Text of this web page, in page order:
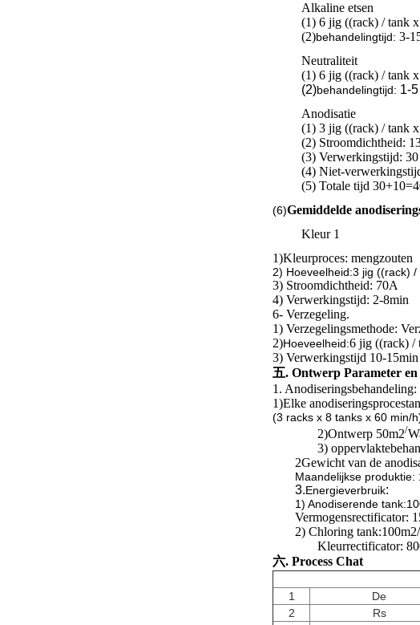
Alkaline etsen
(1) 6 jig ((rack) / tank
(2)behandelingtijd: 3-
Neutraliteit
(1) 6 jig ((rack) / tank
(2)behandelingtijd: 1-
Anodisatie
(1) 3 jig ((rack) / tank
(2) Stroomdichtheid:
(3) Verwerkingstijd:
(4) Niet-
(5) Totale tijd
(6)Gemiddelde
Kleur 1
1)Kleurproces: mengzouten
2) Hoeveelheid:3 jig ((rack)
3) Stroomdichtheid: 70A
4) Verwerkingstijd: 2-8min
6- Verzegeling.
1) Verzegelingsmethode:
2)Hoeveelheid:6 jig ((rack) /
3) Verwerkingstijd 10-15min
五. Ontwerp Parameter
1. Anodiseringsbehandeling:
1)Elke
(3 racks x 8 tanks x 60 min/
2)Ontwerp 50m2/
3)
2Gewicht van de
Maandelijkse
3.Energieverbruik:
1) Anodiserende
Vermogensrectificator:
2) Chloring tank:
Kleurrectificator:
六. Process Chat
1
De
2
Rs